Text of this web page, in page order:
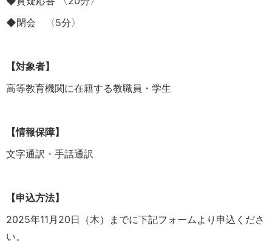
◆閉会 〈5分〉
【対象者】
高等教育機関に在籍する教職員・学生
【情報保障】
文字通訳・手話通訳
【申込方法】
2025年11月20日（木）までに下記フォームより申込くださ
い。